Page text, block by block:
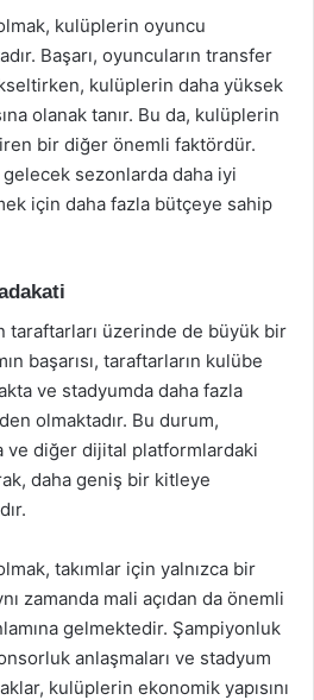
kulüplerin oyuncu
Başarı, oyuncuların transfer
kulüplerin daha yüksek
olanak tanır. Bu da, kulüplerin
bir diğer önemli faktördür.
gelecek sezonlarda daha iyi
için daha fazla bütçeye sahip
taraftarları üzerinde de büyük bir
başarısı, taraftarların kulübe
ve stadyumda daha fazla
olmaktadır. Bu durum,
ve diğer dijital platformlardaki
daha geniş bir kitleye
takımlar için yalnızca bir
zamanda mali açıdan da önemli
gelmektedir. Şampiyonluk
anlaşmaları ve stadyum
kulüplerin ekonomik yapısını